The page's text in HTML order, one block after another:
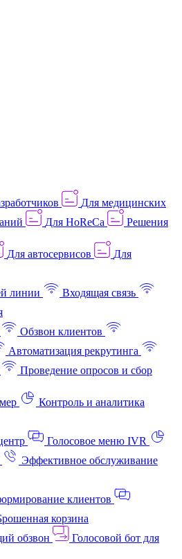
Для медицинских
Для HoReCa
Решения
Для автосервисов
Для
линии
Входящая связь
Обзвон клиентов
Автоматизация рекрутинга
Проведение опросов и сбор
Контроль и аналитика
Голосовое меню IVR
Эффективное обслуживание
клиентов
корзина
обзвон
Голосовой бот для